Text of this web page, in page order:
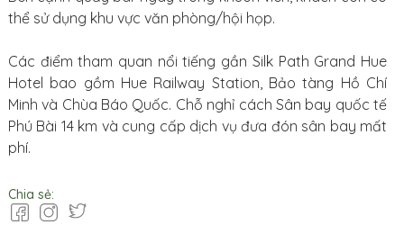
thể sử dụng khu vực văn phòng/hội họp.
Các điểm tham quan nổi tiếng gần Silk Path Grand Hue
Hotel bao gồm Hue Railway Station, Bảo tàng Hồ Chí
Minh và Chùa Báo Quốc. Chỗ nghỉ cách Sân bay quốc tế
Phú Bài 14 km và cung cấp dịch vụ đưa đón sân bay mất
phí.
Chia sẻ: